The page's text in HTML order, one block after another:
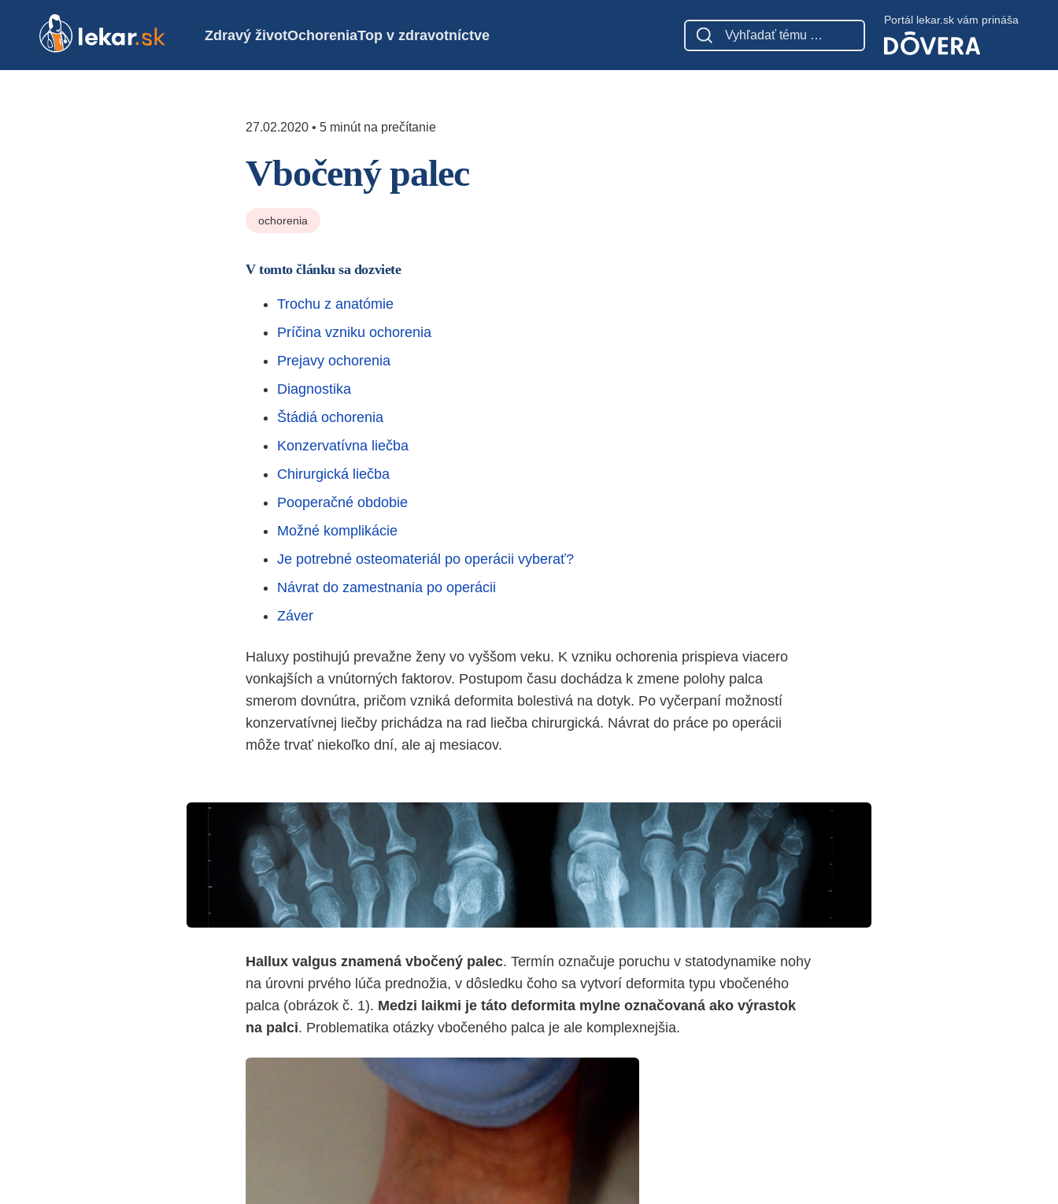
Zdravý životOchoreniaTop v zdravotníctve
Portál lekar.sk vám prináša
27.02.2020 • 5 minút na prečítanie
Vbočený palec
ochorenia
V tomto článku sa dozviete
Trochu z anatómie
Príčina vzniku ochorenia
Prejavy ochorenia
Diagnostika
Štádiá ochorenia
Konzervatívna liečba
Chirurgická liečba
Pooperačné obdobie
Možné komplikácie
Je potrebné osteomateriál po operácii vyberať?
Návrat do zamestnania po operácii
Záver
Haluxy postihujú prevažne ženy vo vyššom veku. K vzniku ochorenia prispieva viacero
vonkajších a vnútorných faktorov. Postupom času dochádza k zmene polohy palca
smerom dovnútra, pričom vzniká deformita bolestivá na dotyk. Po vyčerpaní možností
konzervatívnej liečby prichádza na rad liečba chirurgická. Návrat do práce po operácii
môže trvať niekoľko dní, ale aj mesiacov.
Hallux valgus znamená vbočený palec. Termín označuje poruchu v statodynamike nohy
na úrovni prvého lúča prednožia, v dôsledku čoho sa vytvorí deformita typu vbočeného
palca (obrázok č. 1). Medzi laikmi je táto deformita mylne označovaná ako výrastok
na palci. Problematika otázky vbočeného palca je ale komplexnejšia.